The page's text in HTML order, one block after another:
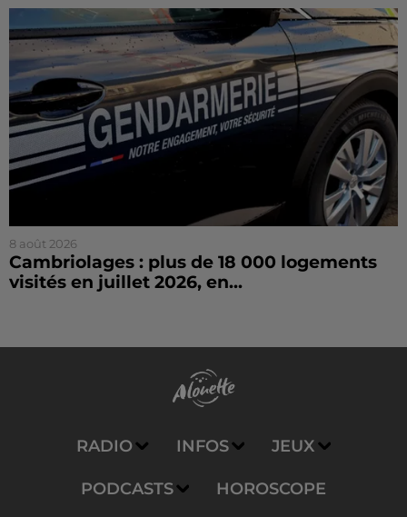
8 août 2026
Cambriolages : plus de 18 000 logements
visités en juillet 2026, en...
RADIO INFOS JEUX
PODCASTS HOROSCOPE